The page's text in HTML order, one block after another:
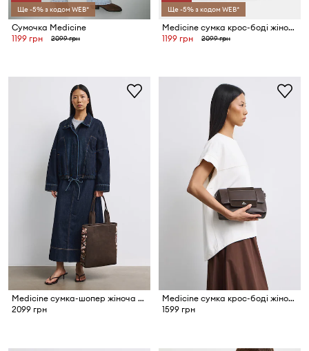
Ще -5% з кодом WEB*
Сумочка Medicine
1199 грн
2099 грн
Ще -5% з кодом WEB*
Medicine сумка крос-боді жіноча
1199 грн
2099 грн
Medicine сумка-шопер жіноча з імітації замші
2099 грн
Medicine сумка крос-боді жіноча
1599 грн